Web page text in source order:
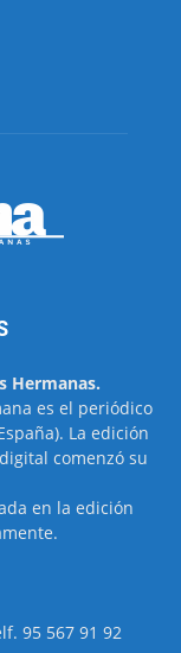
Hermanas.
es el periódico
La edición
comenzó su
en la edición
95 567 91 92